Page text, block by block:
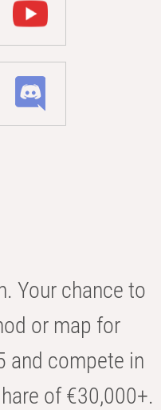
Your chance to
or map for
and compete in
of €30,000+.